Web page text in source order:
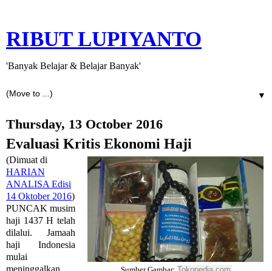
RIBUT LUPIYANTO
'Banyak Belajar & Belajar Banyak'
▼
Thursday, 13 October 2016
Evaluasi Kritis Ekonomi Haji
(Dimuat di
HARIAN
ANALISA Edisi
14 Oktober 2016)
PUNCAK musim
haji 1437 H telah
dilalui. Jamaah
haji Indonesia
mulai
meninggalkan